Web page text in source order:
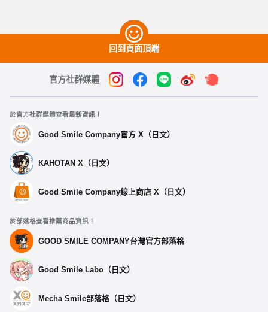
選擇類型
【第二次再販】 藥師少女的獨語 玩偶 貓貓 - 預定於
2025年06月發售
2025年06月發售・每人限購3個
回到頁面頂端
官方社群媒體
於官方社群媒體查看最新資訊！
Good Smile Company官方 X（日文）
KAHOTAN X（日文）
Good Smile Company線上商店 X（日文）
於部落格查看推薦商品資訊！
GOOD SMILE COMPANY台灣官方部落格
Good Smile Labo（日文）
Mecha Smile部落格（日文）